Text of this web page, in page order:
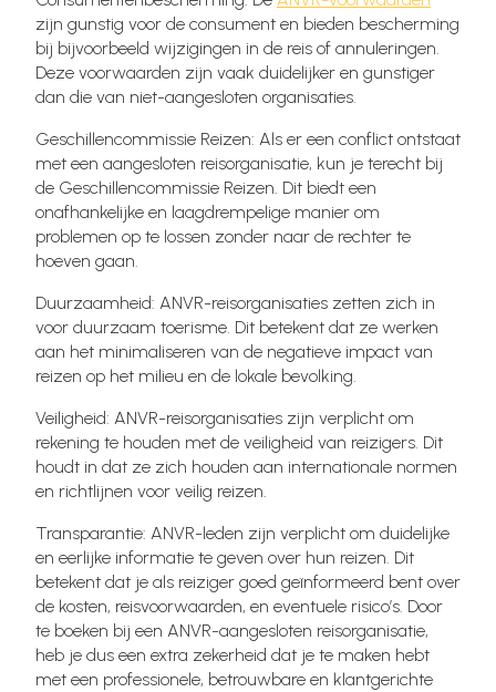
zijn gunstig voor de consument en bieden bescherming
bij bijvoorbeeld wijzigingen in de reis of annuleringen.
Deze voorwaarden zijn vaak duidelijker en gunstiger
dan die van niet-aangesloten organisaties.
Geschillencommissie Reizen: Als er een conflict ontstaat
met een aangesloten reisorganisatie, kun je terecht bij
de Geschillencommissie Reizen. Dit biedt een
onafhankelijke en laagdrempelige manier om
problemen op te lossen zonder naar de rechter te
hoeven gaan.
Duurzaamheid: ANVR-reisorganisaties zetten zich in
voor duurzaam toerisme. Dit betekent dat ze werken
aan het minimaliseren van de negatieve impact van
reizen op het milieu en de lokale bevolking.
Veiligheid: ANVR-reisorganisaties zijn verplicht om
rekening te houden met de veiligheid van reizigers. Dit
houdt in dat ze zich houden aan internationale normen
en richtlijnen voor veilig reizen.
Transparantie: ANVR-leden zijn verplicht om duidelijke
en eerlijke informatie te geven over hun reizen. Dit
betekent dat je als reiziger goed geïnformeerd bent over
de kosten, reisvoorwaarden, en eventuele risico’s. Door
te boeken bij een ANVR-aangesloten reisorganisatie,
heb je dus een extra zekerheid dat je te maken hebt
met een professionele, betrouwbare en klantgerichte